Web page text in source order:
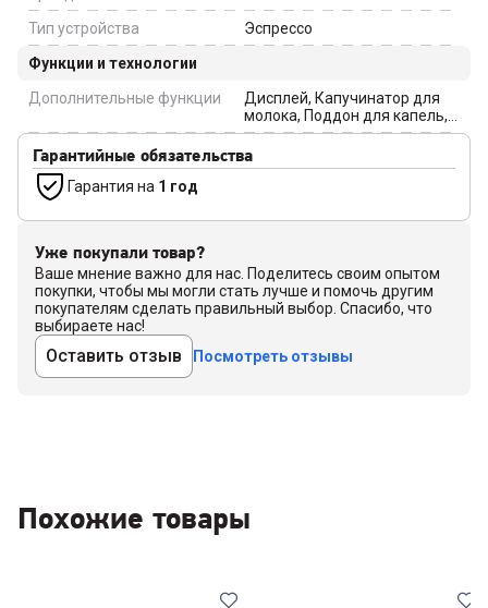
Тип устройства
Эспрессо
Функции и технологии
Дополнительные функции
Дисплей, Капучинатор для
молока, Поддон для капель,
Программирование
температуры воды,
Регулировка количества
Гарантийные обязательства
Гарантия на 1 год
Уже покупали товар?
Ваше мнение важно для нас. Поделитесь своим опытом
покупки, чтобы мы могли стать лучше и помочь другим
покупателям сделать правильный выбор. Спасибо, что
выбираете нас!
Оставить отзыв Посмотреть отзывы
Похожие товары